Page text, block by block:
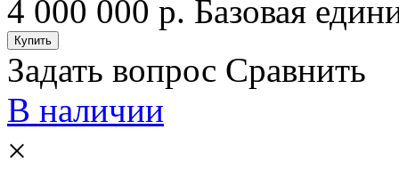
4 000 000 р. Базовая
Задать вопрос Сравнить
В наличии
×